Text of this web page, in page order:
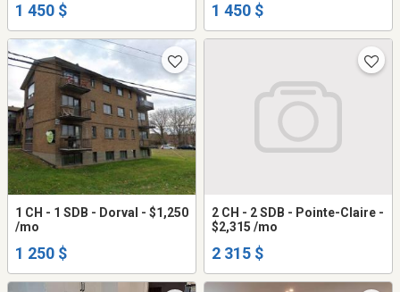
1 450 $ 1 450 $
1 CH - 1 SDB - Dorval - $1,250
/mo
1 250 $
2 CH - 2 SDB - Pointe-Claire -
$2,315 /mo
2 315 $